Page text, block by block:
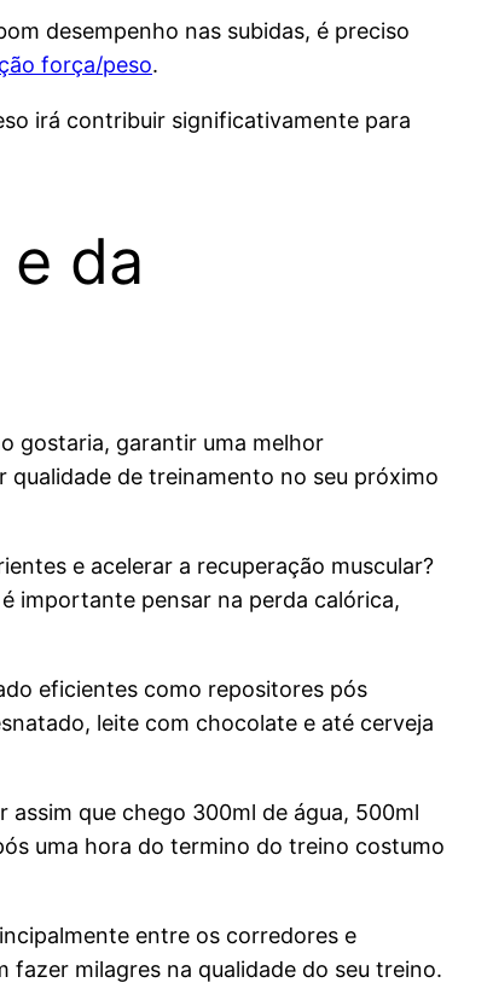
desempenho nas subidas, é preciso
força/peso.
irá contribuir significativamente para
da
gostaria, garantir uma melhor
de treinamento no seu próximo
e acelerar a recuperação muscular?
importante pensar na perda calórica,
eficientes como repositores pós
leite com chocolate e até cerveja
que chego 300ml de água, 500ml
uma hora do termino do treino costumo
entre os corredores e
fazer milagres na qualidade do seu treino.